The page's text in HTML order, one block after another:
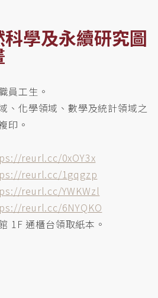
學及永續研究圖
員工生。
、化學領域、數學及統計領域之
印。
reurl.cc/0xOY3x
reurl.cc/1gqgzp
reurl.cc/YWKWzl
reurl.cc/6NYQKO
1F 通櫃台領取紙本。